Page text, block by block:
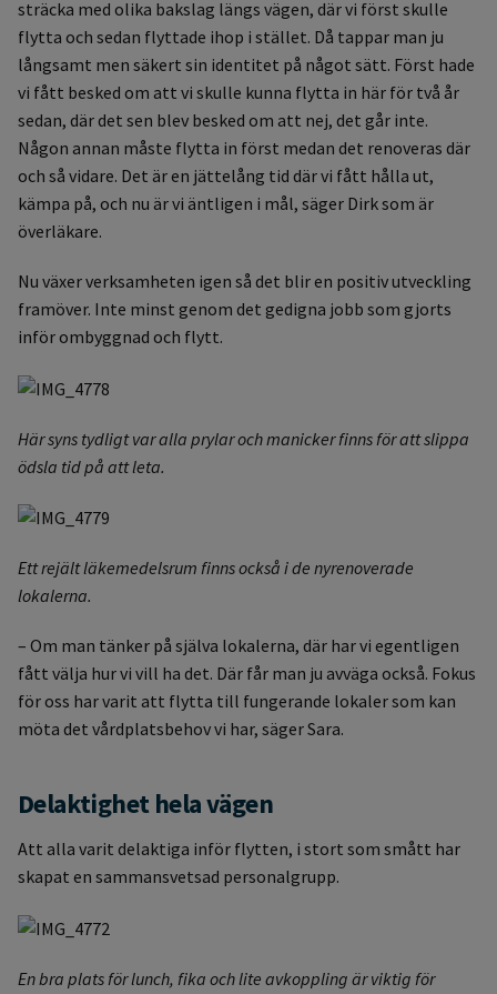
sträcka med olika bakslag längs vägen, där vi först skulle
flytta och sedan flyttade ihop i stället. Då tappar man ju
långsamt men säkert sin identitet på något sätt. Först hade
vi fått besked om att vi skulle kunna flytta in här för två år
sedan, där det sen blev besked om att nej, det går inte.
Någon annan måste flytta in först medan det renoveras där
och så vidare. Det är en jättelång tid där vi fått hålla ut,
kämpa på, och nu är vi äntligen i mål, säger Dirk som är
överläkare.
Nu växer verksamheten igen så det blir en positiv utveckling
framöver. Inte minst genom det gedigna jobb som gjorts
inför ombyggnad och flytt.
Här syns tydligt var alla prylar och manicker finns för att slippa
ödsla tid på att leta.
Ett rejält läkemedelsrum finns också i de nyrenoverade
lokalerna.
– Om man tänker på själva lokalerna, där har vi egentligen
fått välja hur vi vill ha det. Där får man ju avväga också. Fokus
för oss har varit att flytta till fungerande lokaler som kan
möta det vårdplatsbehov vi har, säger Sara.
Delaktighet hela vägen
Att alla varit delaktiga inför flytten, i stort som smått har
skapat en sammansvetsad personalgrupp.
En bra plats för lunch, fika och lite avkoppling är viktig för